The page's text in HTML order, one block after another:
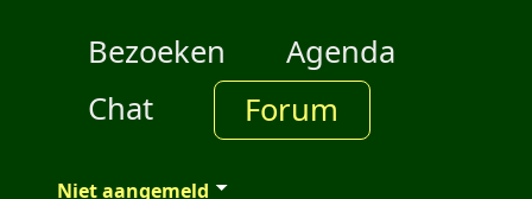
Bezoeken
Agenda
Chat
Forum
Niet aangemeld